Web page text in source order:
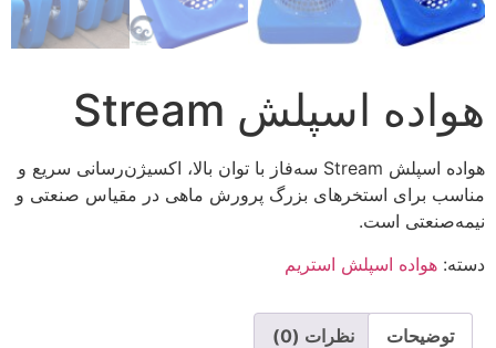
هواده اسپلش Stream
هواده اسپلش Stream سه‌فاز با توان بالا، اکسیژن‌رسانی سریع و
مناسب برای استخرهای بزرگ پرورش ماهی در مقیاس صنعتی و
نیمه‌صنعتی است.
دسته: هواده اسپلش استریم
توضیحات نظرات (0)